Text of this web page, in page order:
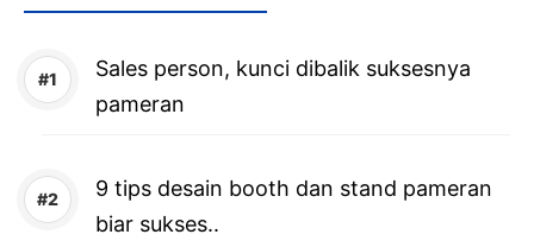
Sales person, kunci dibalik suksesnya
pameran
9 tips desain booth dan stand pameran
biar sukses..